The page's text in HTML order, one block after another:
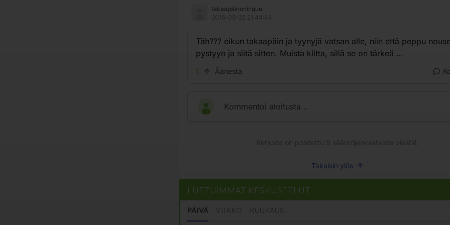
takaapäinonihquu
Täh??? eikun takaapäin ja tyynyjä vatsan alle, niin että peppu
pystyyn ja siitä sitten. Muista klitta, sillä se on tärkeä …
1 Äänestä
Kommentoi aloitusta...
Takaisin ylös
LUETUIMMAT KESKUSTELUT
PÄIVÄ